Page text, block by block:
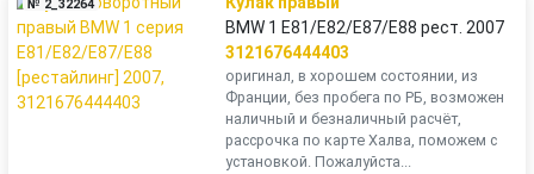
№ 2_32264
BMW 1 E81/E82/E87/E88 рест. 2007
3121676444403
оригинал, в хорошем состоянии, из
Франции, без пробега по РБ, возможен
наличный и безналичный расчёт,
рассрочка по карте Халва, поможем с
установкой. Пожалуйста...